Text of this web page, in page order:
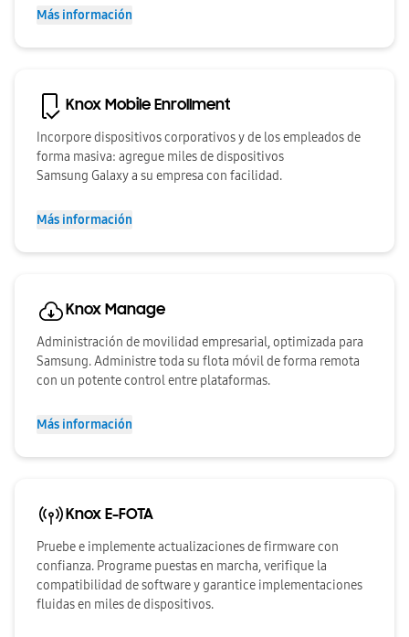
Más información
Knox Mobile Enrollment
Incorpore dispositivos corporativos y de los empleados de
forma masiva: agregue miles de dispositivos
Samsung Galaxy a su empresa con facilidad.
Más información
Knox Manage
Administración de movilidad empresarial, optimizada para
Samsung. Administre toda su flota móvil de forma remota
con un potente control entre plataformas.
Más información
Knox E-FOTA
Pruebe e implemente actualizaciones de firmware con
confianza. Programe puestas en marcha, verifique la
compatibilidad de software y garantice implementaciones
fluidas en miles de dispositivos.